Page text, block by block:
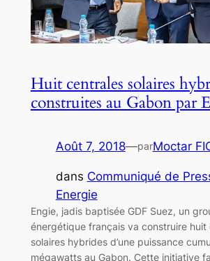
Huit centrales solaires
construites au Gabon par
Août 7, 2018—parMoctar
dans Communiqué de
Energie
Engie, jadis baptisée GDF Suez, un
énergétique français va construire huit
solaires hybrides d’une puissance
mégawatts au Gabon. Cette initiative